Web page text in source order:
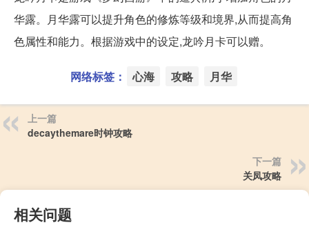
华露。月华露可以提升角色的修炼等级和境界,从而提高角
色属性和能力。根据游戏中的设定,龙吟月卡可以赠。
网络标签： 心海 攻略 月华
上一篇
decaythemare时钟攻略
下一篇
关凤攻略
相关问题